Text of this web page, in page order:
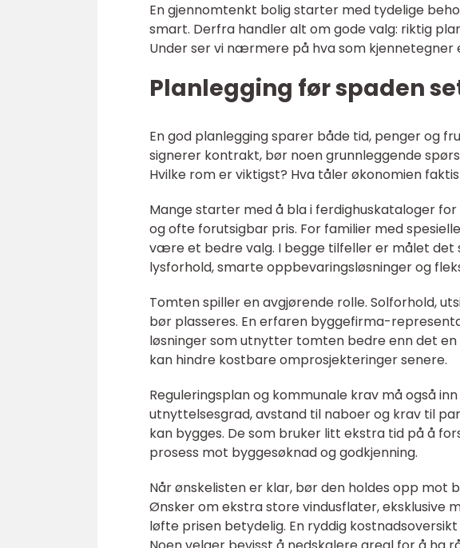
En gjennomtenkt bolig starter med tydelige
smart. Derfra handler alt om gode valg: riktig
Under ser vi nærmere på hva som kjennetegner
Planlegging før spaden
En god planlegging sparer både tid, penger og
signerer kontrakt, bør noen grunnleggende
Hvilke rom er viktigst? Hva tåler økonomien
Mange starter med å bla i ferdighuskataloger
og ofte forutsigbar pris. For familier med
være et bedre valg. I begge tilfeller er målet det
lysforhold, smarte oppbevaringsløsninger og
Tomten spiller en avgjørende rolle. Solforhold,
bør plasseres. En erfaren byggefirma-
løsninger som utnytter tomten bedre enn det
kan hindre kostbare omprosjekteringer senere.
Reguleringsplan og kommunale krav må også
utnyttelsesgrad, avstand til naboer og krav til
kan bygges. De som bruker litt ekstra tid på å
prosess mot byggesøknad og godkjenning.
Når ønskelisten er klar, bør den holdes opp
Ønsker om ekstra store vindusflater, eksklusive
løfte prisen betydelig. En ryddig